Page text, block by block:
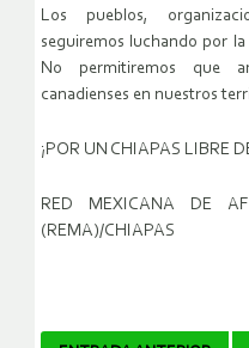
Los pueblos,
seguiremos luchando por
No permitiremos que
canadienses en nuestros
¡POR UN CHIAPAS LIBRE
RED MEXICANA DE
(REMA)/CHIAPAS